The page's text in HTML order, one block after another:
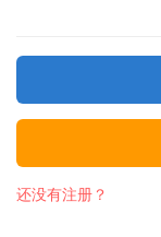
还没有注册？